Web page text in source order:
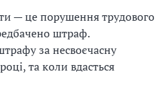
— це порушення трудового
штраф.
за несвоєчасну
та коли вдасться